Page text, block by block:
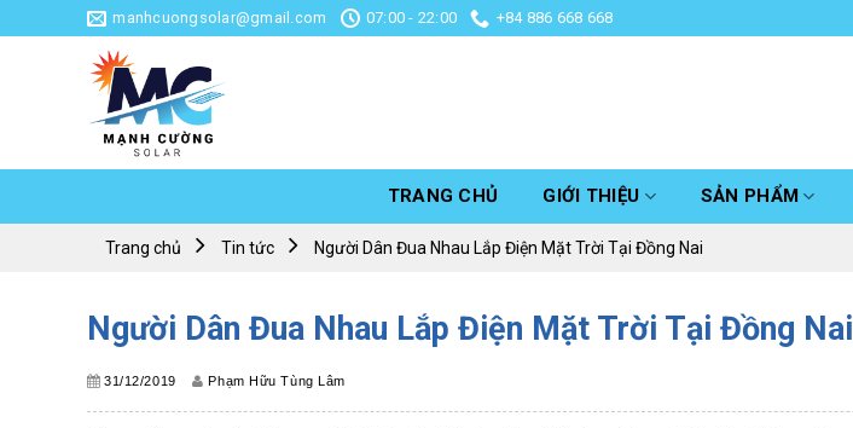
manhcuongsolar@gmail.com 07:00 - 22:00 +84 886 668 668
TRANG CHỦ GIỚI THIỆU SẢN PHẨM
Trang chủ Tin tức Người Dân Đua Nhau Lắp Điện Mặt Trời Tại Đồng Nai
Người Dân Đua Nhau Lắp Điện Mặt Trời Tại Đồng Nai
31/12/2019 Phạm Hữu Tùng Lâm